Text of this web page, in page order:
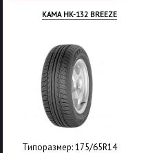
КАМА HK-132 BREEZE
Типоразмер: 175/65R14